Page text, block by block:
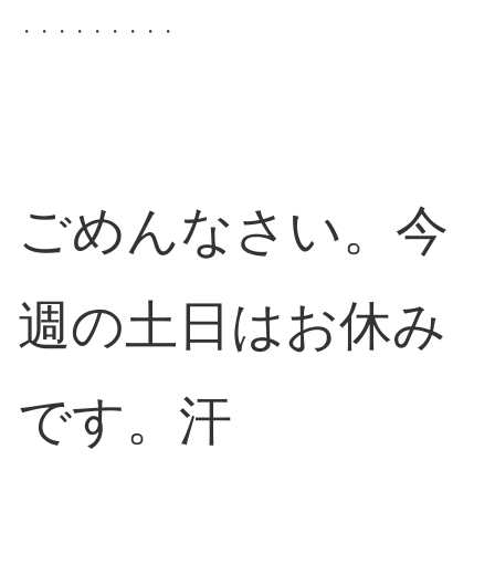
・・・・・・・・・
ごめんなさい。今
週の土日はお休み
です。汗